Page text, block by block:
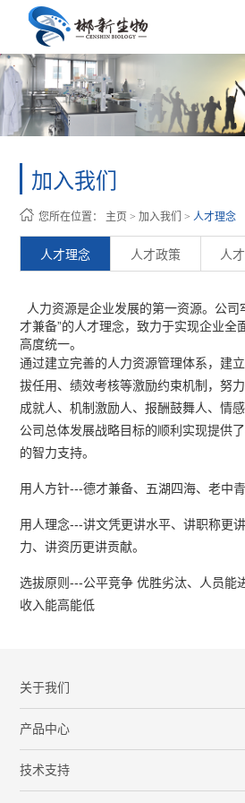
加入我们
您所在位置： 主页 >加入我们 > 人才理念
人才理念 人才政策 人
人力资源是企业发展的第一资源。公司
才兼备”的人才理念，致力于实现企业全
高度统一。
通过建立完善的人力资源管理体系，建
拔任用、绩效考核等激励约束机制，努
成就人、机制激励人、报酬鼓舞人、情
公司总体发展战略目标的顺利实现提供
的智力支持。
用人方针---德才兼备、五湖四海、老中青
用人理念---讲文凭更讲水平、讲职称更
力、讲资历更讲贡献。
选拔原则---公平竞争 优胜劣汰、人员能
收入能高能低
关于我们
产品中心
技术支持